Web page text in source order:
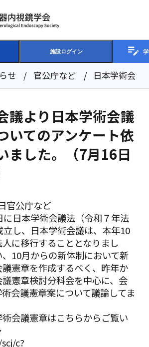
施設ログイン
せ 官公庁など 日本学術会議
官公庁など
議より日本学術会議
いてのアンケート依
ました。（7月16日
日本学術会議法（令和７年法
し、日本学術会議は、本年10
に移行することとなりまし
10月からの新体制において新
憲章を作成するべく、昨年か
憲章検討分科会を中心に、会
会議憲章案について議論してま
術会議憲章はこちらからご覧い
c?